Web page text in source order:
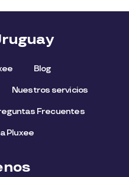
Blog
Nuestros servicios
Frecuentes
Pluxee